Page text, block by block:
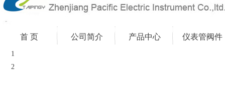
首 页 公司简介 产品中心 仪表管阀件
1
2